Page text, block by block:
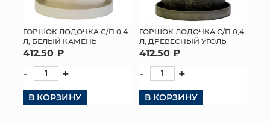
ГОРШОК ЛОДОЧКА С/П 0,4
Л, БЕЛЫЙ КАМЕНЬ
412.50 ₽
- +
В КОРЗИНУ
ГОРШОК ЛОДОЧКА С/П 0,4
Л, ДРЕВЕСНЫЙ УГОЛЬ
412.50 ₽
- +
В КОРЗИНУ